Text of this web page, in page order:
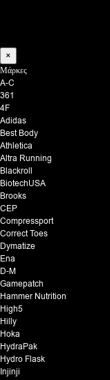
×
Μάρκες
A-C
361
4F
Adidas
Best Body
Athletica
Altra Running
Blackroll
BiotechUSA
Brooks
CEP
Compressport
Correct Toes
Dymatize
Ena
D-M
Gamepatch
Hammer Nutrition
High5
Hilly
Hoka
HydraPak
Hydro Flask
Injinji